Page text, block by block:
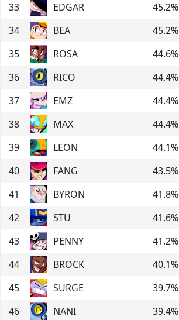
33
EDGAR 45.2%
34
BEA 45.2%
35
ROSA 44.6%
36
RICO 44.4%
37
EMZ 44.4%
38
MAX 44.4%
39
LEON 44.1%
40
FANG 43.5%
41
BYRON 41.8%
42
STU 41.6%
43
PENNY 41.2%
44
BROCK 40.1%
45
SURGE 39.7%
46
NANI 39.4%